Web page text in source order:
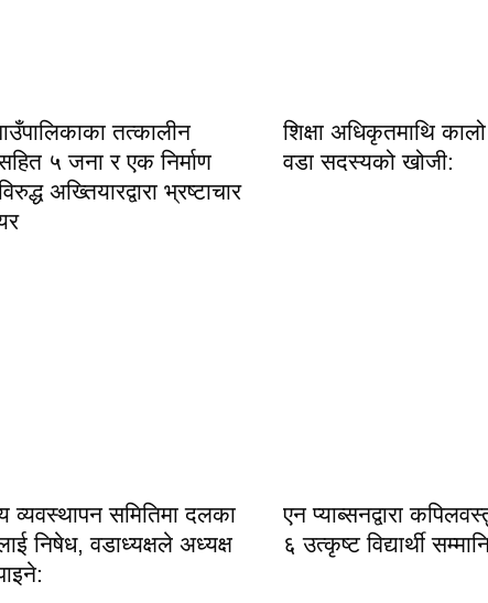
तत्कालीन
५ जना र एक निर्माण
अख्तियारद्वारा भ्रष्टाचार
शिक्षा अधिकृतमाथि
वडा सदस्यको खोजी:
व्यवस्थापन समितिमा दलका
निषेध, वडाध्यक्षले अध्यक्ष
एन प्याब्सनद्वारा
६ उत्कृष्ट विद्यार्थी